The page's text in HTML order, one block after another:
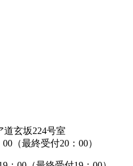
道玄坂224号室
（最終受付20：00）